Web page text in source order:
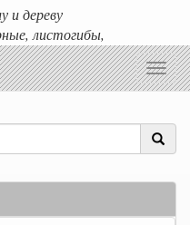
и дереву
листогибы,
зарубежью.